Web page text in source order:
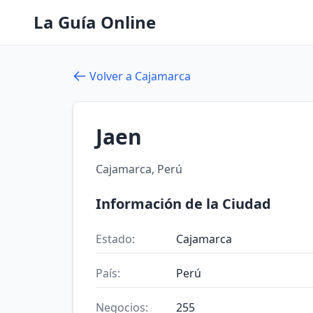
La Guía Online
Volver a Cajamarca
Jaen
Cajamarca, Perú
Información de la Ciudad
Estado: Cajamarca
País: Perú
Negocios: 255